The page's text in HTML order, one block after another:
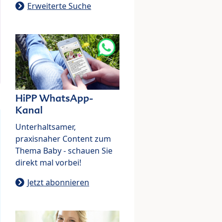
Erweiterte Suche
HiPP WhatsApp-
Kanal
Unterhaltsamer,
praxisnaher Content zum
Thema Baby - schauen Sie
direkt mal vorbei!
Jetzt abonnieren